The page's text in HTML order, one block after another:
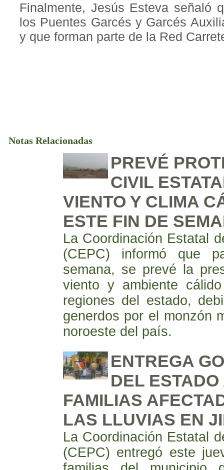
Finalmente, Jesús Esteva señaló
los Puentes Garcés y Garcés
y que forman parte de la Red
Notas Relacionadas
PREVÉ
CIVIL
VIENTO Y CLIMA
ESTE FIN DE
La Coordinación Estatal
(CEPC) informó que
semana, se prevé la
viento y ambiente
regiones del estado,
generdos por el monzón
noroeste del país.
ENTREGA
DEL
FAMILIAS
LAS LLUVIAS EN
La Coordinación Estatal
(CEPC) entregó este